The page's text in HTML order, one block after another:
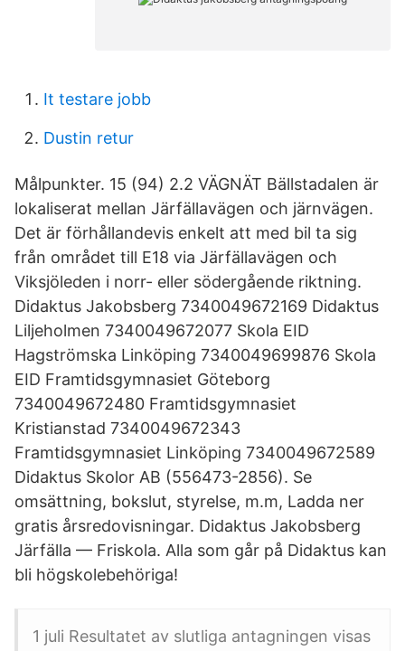
It testare jobb
Dustin retur
Målpunkter. 15 (94) 2.2 VÄGNÄT Bällstadalen är
lokaliserat mellan Järfällavägen och järnvägen.
Det är förhållandevis enkelt att med bil ta sig
från området till E18 via Järfällavägen och
Viksjöleden i norr- eller södergående riktning.
Didaktus Jakobsberg 7340049672169 Didaktus
Liljeholmen 7340049672077 Skola EID
Hagströmska Linköping 7340049699876 Skola
EID Framtidsgymnasiet Göteborg
7340049672480 Framtidsgymnasiet
Kristianstad 7340049672343
Framtidsgymnasiet Linköping 7340049672589
Didaktus Skolor AB (556473-2856). Se
omsättning, bokslut, styrelse, m.m, Ladda ner
gratis årsredovisningar. Didaktus Jakobsberg
Järfälla — Friskola. Alla som går på Didaktus kan
bli högskolebehöriga!
1 juli Resultatet av slutliga antagningen visas